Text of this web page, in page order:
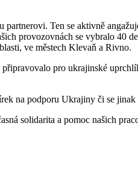
Ten se aktivně
provozovnách se vybralo 40
ve městech Klevaň a Rivno.
pro ukrajinské
na podporu Ukrajiny či se
solidarita a pomoc našich